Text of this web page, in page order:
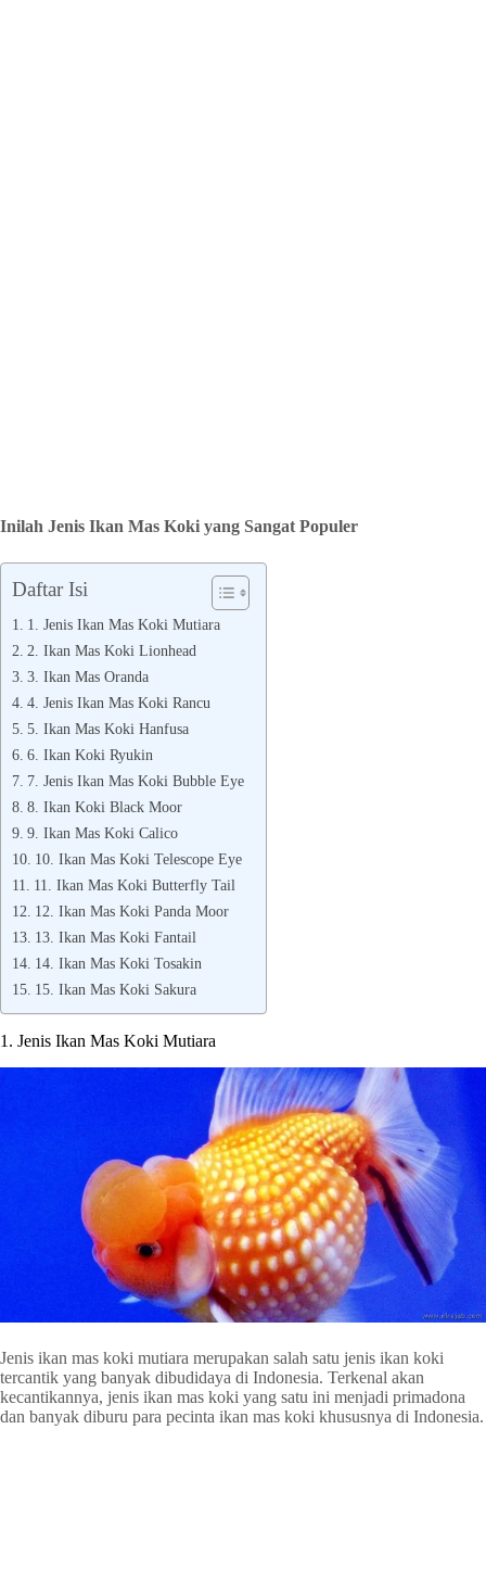
Inilah Jenis Ikan Mas Koki yang Sangat Populer
Daftar Isi
1. Jenis Ikan Mas Koki Mutiara
2. Ikan Mas Koki Lionhead
3. Ikan Mas Oranda
4. Jenis Ikan Mas Koki Rancu
5. Ikan Mas Koki Hanfusa
6. Ikan Koki Ryukin
7. Jenis Ikan Mas Koki Bubble Eye
8. Ikan Koki Black Moor
9. Ikan Mas Koki Calico
10. Ikan Mas Koki Telescope Eye
11. Ikan Mas Koki Butterfly Tail
12. Ikan Mas Koki Panda Moor
13. Ikan Mas Koki Fantail
14. Ikan Mas Koki Tosakin
15. Ikan Mas Koki Sakura
1. Jenis Ikan Mas Koki Mutiara
Jenis ikan mas koki mutiara merupakan salah satu jenis ikan koki
tercantik yang banyak dibudidaya di Indonesia. Terkenal akan
kecantikannya, jenis ikan mas koki yang satu ini menjadi primadona
dan banyak diburu para pecinta ikan mas koki khususnya di Indonesia.